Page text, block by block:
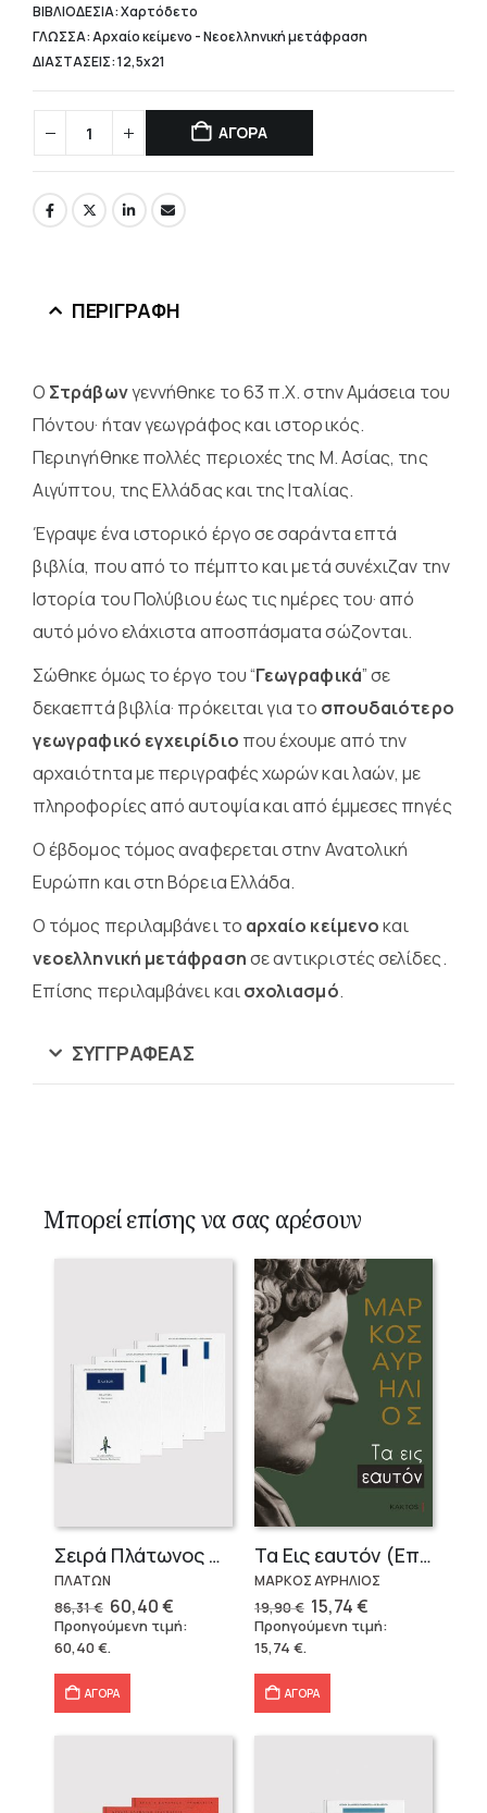
ΒΙΒΛΙΟΔΕΣΙΑ: Χαρτόδετο
ΓΛΩΣΣΑ: Αρχαίο κείμενο - Νεοελληνική μετάφραση
ΔΙΑΣΤΑΣΕΙΣ: 12,5x21
ΑΓΟΡΑ
ΠΕΡΙΓΡΑΦΉ
Ο Στράβωνγεννήθηκε το 63 π.Χ. στην Αμάσεια του
Πόντου· ήταν γεωγράφος και ιστορικός.
Περιηγήθηκε πολλές περιοχές της Μ. Ασίας, της
Αιγύπτου, της Ελλάδας και της Ιταλίας.
Έγραψε ένα ιστορικό έργο σε σαράντα επτά
βιβλία, που από το πέμπτο και μετά συνέχιζαν την
Ιστορία του Πολύβιου έως τις ημέρες του· από
αυτό μόνο ελάχιστα αποσπάσματα σώζονται.
Σώθηκε όμως το έργο του “Γεωγραφικά” σε
δεκαεπτά βιβλία· πρόκειται για το σπουδαιότερο
γεωγραφικό εγχειρίδιο που έχουμε από την
αρχαιότητα με περιγραφές χωρών και λαών, με
πληροφορίες από αυτοψία και από έμμεσες πηγές
Ο έβδομος τόμος αναφερεται στην Ανατολική
Ευρώπη και στη Βόρεια Ελλάδα.
Ο τόμος περιλαμβάνει το αρχαίο κείμενοκαι
νεοελληνική μετάφρασησε αντικριστές σελίδες.
Επίσης περιλαμβάνει καισχολιασμό.
ΣΥΓΓΡΑΦΈΑΣ
Μπορεί επίσης να σας αρέσουν
Σειρά Πλάτωνος Πολιτεία
ΠΛΑΤΩΝ
86,31€ Original
price
was:
86,31 €.
60,40€Η
τρέχουσα
τιμή
Προηγούμενη τιμή:
60,40€.
ΑΓΟΡΑ
Τα Εις εαυτόν (Επίτομο) – Μάρκος Αυρήλιος
ΜΑΡΚΟΣ ΑΥΡΗΛΙΟΣ
19,90€ Original
price
was:
15,74€Η
τρέχουσα
τιμή
Προηγούμενη τιμή:
15,74 €.
ΑΓΟΡΑ